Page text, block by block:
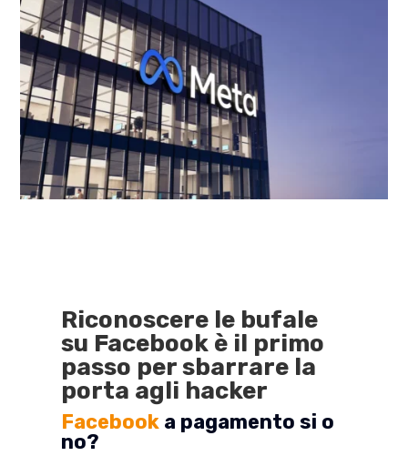
Riconoscere le bufale
su Facebook è il primo
passo per sbarrare la
porta agli hacker
Facebook a pagamento si o
no?